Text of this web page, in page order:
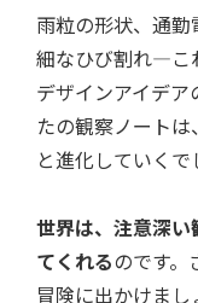
雨粒の形状、通
細なひび割れ—こ
デザインアイデ
たの観察ノート
と進化していくで
世界は、注意深
てくれるのです。
冒険に出かけまし